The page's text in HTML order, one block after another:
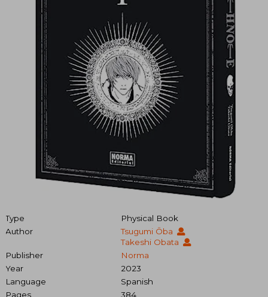
Type
Physical Book
Author
Tsugumi Ōba
Takeshi Obata
Publisher
Norma
Year
2023
Language
Spanish
Pages
384